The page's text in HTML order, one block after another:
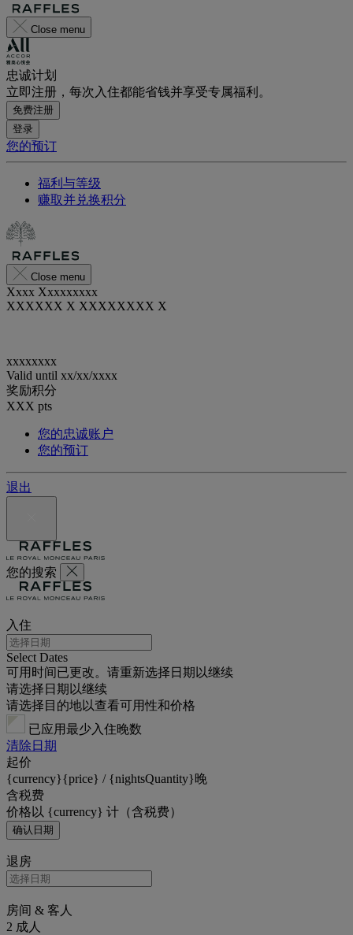
Close menu
忠诚计划
立即注册，每次入住都能省钱并享受专属福利。
免费注册
登录
您的预订
福利与等级
赚取并兑换积分
Close menu
Xxxx Xxxxxxxxx
XXXXXX X XXXXXXXX X
xxxxxxxx
Valid until xx/xx/xxxx
奖励积分
XXX pts
您的忠诚账户
您的预订
退出
您的搜索
入住
Select Dates
可用时间已更改。请重新选择日期以继续
请选择日期以继续
请选择目的地以查看可用性和价格
已应用最少入住晚数
清除日期
起价
{currency}{price} / {nightsQuantity}晚
含税费
价格以 {currency} 计（含税费）
确认日期
退房
房间 & 客人
2 成人